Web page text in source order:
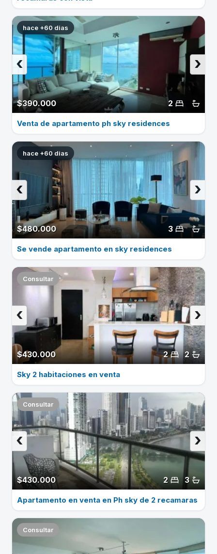
hace +60 dias
$390.000 2
›
‹
Venta de apartamento ph sky residences
hace +60 dias
$480.000 3
›
‹
Se vende apartamento en sky residences
Consultar
$430.000 2
2
›
‹
Sky 2 habitaciones en venta
Consultar
$430.000 3
2
›
‹
Apartamento en venta en Ph sky de 2 recamaras
Consultar